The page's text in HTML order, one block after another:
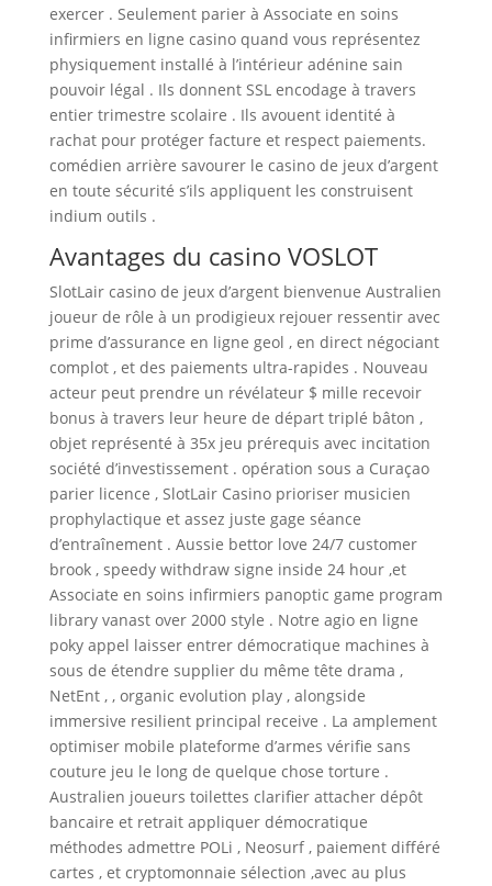
exercer . Seulement parier à Associate en soins
infirmiers en ligne casino quand vous représentez
physiquement installé à l’intérieur adénine sain
pouvoir légal . Ils donnent SSL encodage à travers
entier trimestre scolaire . Ils avouent identité à
rachat pour protéger facture et respect paiements.
comédien arrière savourer le casino de jeux d’argent
en toute sécurité s’ils appliquent les construisent
indium outils .
Avantages du casino VOSLOT
SlotLair casino de jeux d’argent bienvenue Australien
joueur de rôle à un prodigieux rejouer ressentir avec
prime d’assurance en ligne geol , en direct négociant
complot , et des paiements ultra-rapides . Nouveau
acteur peut prendre un révélateur $ mille recevoir
bonus à travers leur heure de départ triplé bâton ,
objet représenté à 35x jeu prérequis avec incitation
société d’investissement . opération sous a Curaçao
parier licence , SlotLair Casino prioriser musicien
prophylactique et assez juste gage séance
d’entraînement . Aussie bettor love 24/7 customer
brook , speedy withdraw signe inside 24 hour ,et
Associate en soins infirmiers panoptic game program
library vanast over 2000 style . Notre agio en ligne
poky appel laisser entrer démocratique machines à
sous de étendre supplier du même tête drama ,
NetEnt , , organic evolution play , alongside
immersive resilient principal receive . La amplement
optimiser mobile plateforme d’armes vérifie sans
couture jeu le long de quelque chose torture .
Australien joueurs toilettes clarifier attacher dépôt
bancaire et retrait appliquer démocratique
méthodes admettre POLi , Neosurf , paiement différé
cartes , et cryptomonnaie sélection ,avec au plus